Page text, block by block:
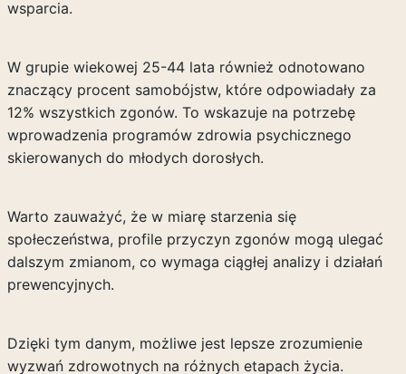
wsparcia.
W grupie wiekowej 25-44 lata również odnotowano
znaczący procent samobójstw, które odpowiadały za
12% wszystkich zgonów. To wskazuje na potrzebę
wprowadzenia programów zdrowia psychicznego
skierowanych do młodych dorosłych.
Warto zauważyć, że w miarę starzenia się
społeczeństwa, profile przyczyn zgonów mogą ulegać
dalszym zmianom, co wymaga ciągłej analizy i działań
prewencyjnych.
Dzięki tym danym, możliwe jest lepsze zrozumienie
wyzwań zdrowotnych na różnych etapach życia.